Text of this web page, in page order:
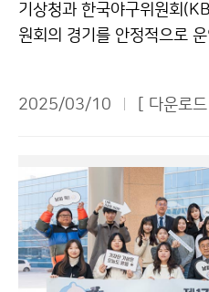
기상청과 한국야구위원회
원회의 경기를 안정적으로
2025/03/10
[ 다운로